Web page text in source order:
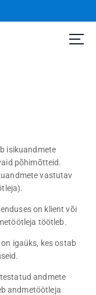
isikuandmete
põhimõtteid.
vastutav
on klient või
töötleb.
igaüks, kes ostab
andmete
andmetöötleja